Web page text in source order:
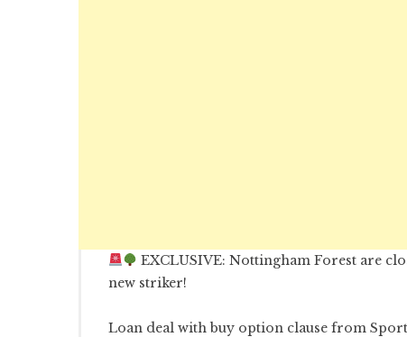
EXCLUSIVE: Nottingham Forest are
new striker!
Loan deal with buy option clause from